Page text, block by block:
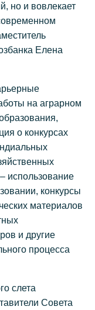
но и вовлекает
Елена
на аграрном
о конкурсах
использование
конкурсы
материалов
и другие
процесса
слета
Совета